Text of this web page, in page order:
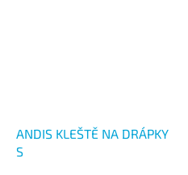
ANDIS KLEŠTĚ NA DRÁPKY
S